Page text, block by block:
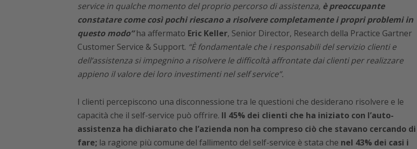
service in qualche momento del proprio percorso di assistenza, è preoccupante
constatare come così pochi riescano a risolvere completamente i propri problemi in
questo modo”ha affermato Eric Keller, Senior Director, Research della Practice Gartner
Customer Service & Support. “È fondamentale che i responsabili del servizio clienti e
dell’assistenza si impegnino a risolvere le difficoltà affrontate dai clienti per realizzare
appieno il valore dei loro investimenti nel self service”.
I clienti percepiscono una disconnessione tra le questioni che desiderano risolvere e le
capacità che il self-service può offrire. Il 45% dei clienti che ha iniziato con l’auto-
assistenza ha dichiarato che l’azienda non ha compreso ciò che stavano cercando di
fare; la ragione più comune del fallimento del self-service è stata che nel 43% dei casi i